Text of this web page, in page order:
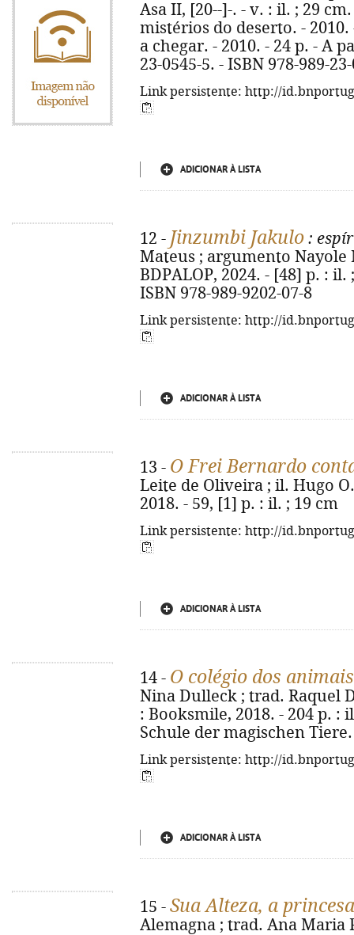
Asa II, [20--]-. - v. : il. ; 29
mistérios do deserto. - 2010.
a chegar. - 2010. - 24 p. - A
23-0545-5. - ISBN 978-989-
Link persistente: http://
ADICIONAR À LISTA
12 - Jinzumbi Jakulo :
Mateus ; argumento Nayole
BDPALOP, 2024. - [48] p. :
ISBN 978-989-9202-07-8
Link persistente: http://
ADICIONAR À LISTA
13 - O Frei Bernardo
Leite de Oliveira ; il. Hugo
2018. - 59, [1] p. : il. ; 19 cm
Link persistente: http://
ADICIONAR À LISTA
14 - O colégio dos
Nina Dulleck ; trad. Raquel
: Booksmile, 2018. - 204 p. :
Schule der magischen Tiere.
Link persistente: http://
ADICIONAR À LISTA
15 - Sua Alteza, a
Alemagna ; trad. Ana Maria